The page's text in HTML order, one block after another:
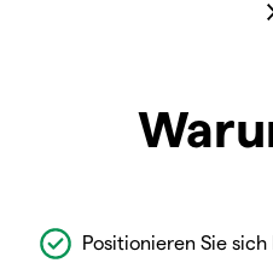
Positionieren Sie